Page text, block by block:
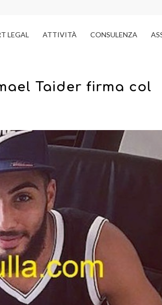
LEGAL ATTIVITÀ CONSULENZA
Taider firma col